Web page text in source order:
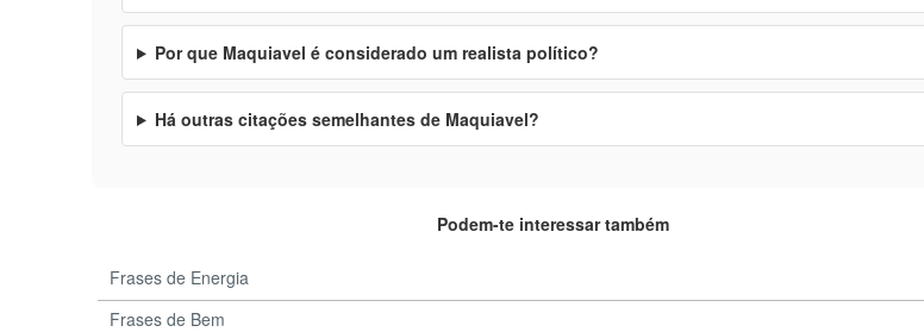
Por que Maquiavel é considerado um realista político?
Há outras citações semelhantes de Maquiavel?
Podem-te interessar também
Frases de Energia
Frases de Bem